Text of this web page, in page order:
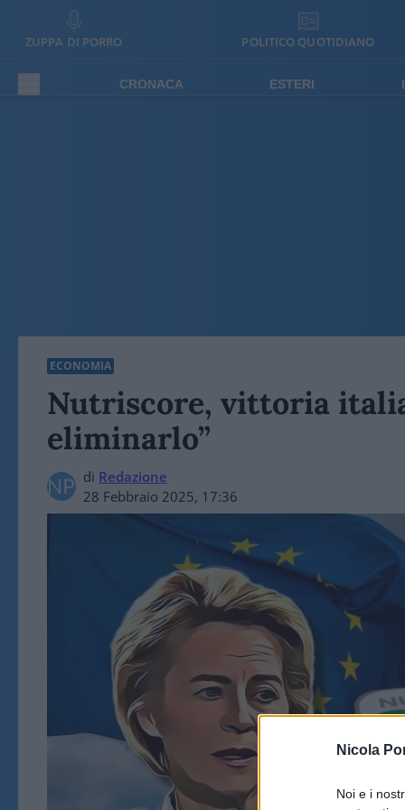
Nicola
Noi e i
ZUPPA DI PORRO POLITICO QUOTIDIANO
CRONACA ESTERI
ECONOMIA
Nutriscore, vittoria
eliminarlo”
di Redazione
28 Febbraio 2025, 17:36